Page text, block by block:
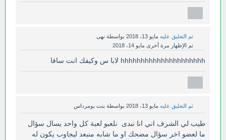
تم التعليق عليه مايو 13، 2018 بواسطة نهى
تم الإظهار مرة أخرى مايو 14، 2018
hhhhhhhhhhhhhhhhhhhhh لابا س وكيفك انت سافا
تم التعليق عليه مايو 13، 2018 بواسطة بنت بومرداس
طيب لي الشرف اني انا نبدى نلعبو لعبة كل واحد يسال سؤال
ما لعضو اخر سؤال مضحك او ما شابه منبعد ليجاوب يكون له